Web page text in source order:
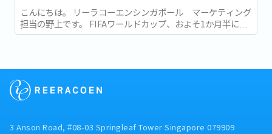
こんにちは。 リーラコーエンシンガポール マーケティング
担当の野上です。 FIFAワールドカップ、およそ1か月半にわ
たる大会がついに終幕しましたね。...
3 Anson Road, #08-03 Springleaf Tower Singapore 079909